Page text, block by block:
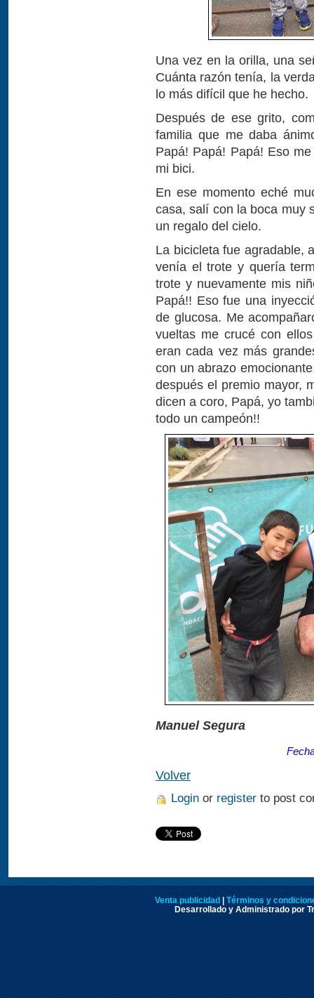
Una vez en la orilla, una
Cuánta razón tenía, la
lo más difícil que he hecho.
Después de ese grito,
familia que me daba
Papá! Papá! Papá! Eso
mi bici.
En ese momento eché
casa, salí con la boca muy
un regalo del cielo.
La bicicleta fue agradable,
venía el trote y quería
trote y nuevamente mis
Papá!! Eso fue una
de glucosa. Me
vueltas me crucé con
eran cada vez más
con un abrazo
después el premio mayor,
dicen a coro, Papá, yo
todo un campeón!!
Manuel Segura
Volver
Login or register to post
Venta publicidad | Términos y
Desarrollado y Administrado por